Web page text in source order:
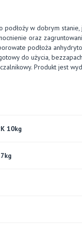
10kg
podłoży w dobrym
oraz
podłoża
do użycia,
Produkt jest